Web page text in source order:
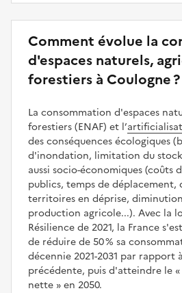
Comment évolue la
d'espaces naturels,
forestiers à Coulogne ?
La consommation d'espaces
forestiers (ENAF) et l’
des conséquences écologiques
d'inondation, limitation du
aussi socio-économiques (coûts
publics, temps de déplacement,
territoires en déprise,
production agricole...). Avec la
Résilience de 2021, la France
de réduire de 50 % sa
décennie 2021-2031 par rapport
précédente, puis d'atteindre le
nette
en 2050.